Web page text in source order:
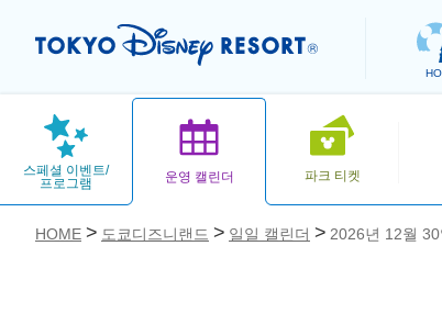
스페셜 이벤트/
프로그램
운영 캘린더 파크 티켓
HOME 도쿄디즈니랜드 일일 캘린더 2026년 12월